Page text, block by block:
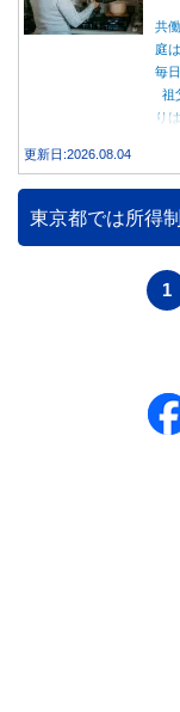
共
庭
毎
祖
り
更新日:2026.08.04
東京都では所得
1